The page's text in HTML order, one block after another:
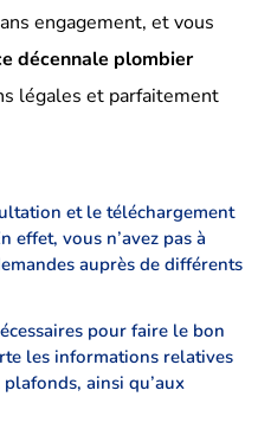
engagement, et vous
décennale plombier
légales et parfaitement
et le téléchargement
effet, vous n’avez pas à
auprès de différents
pour faire le bon
les informations relatives
ainsi qu’aux